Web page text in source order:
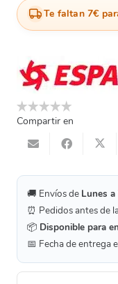
-
Eje
Diam.
125
cantidad
Te faltan 7€
Compartir en
🚚 Envíos de Lunes
⏰ Pedidos antes de
📦 Disponible para
📅 Fecha de entrega